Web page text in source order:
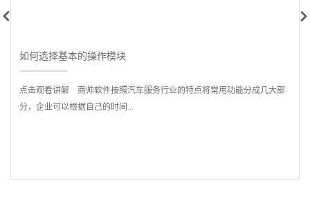
如何选择基本的操作模块
点击观看讲解 商帅软件按照汽车服务行业的特点将常用功能分成几大部
分，企业可以根据自己的时间...